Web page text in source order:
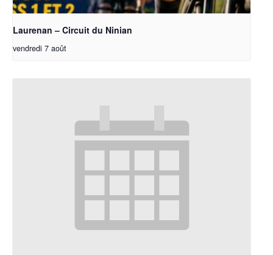
Laurenan – Circuit du Ninian
vendredi 7 août